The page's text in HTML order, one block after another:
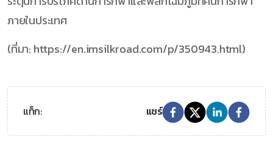
ภายในประเทศ
(ที่มา: https://en.imsilkroad.com/p/350943.html)
แท็ก: แชร์